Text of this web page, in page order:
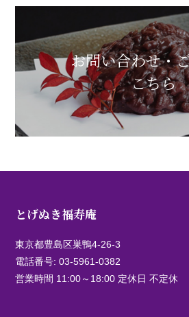
お問い合わせ・
こちら
とげぬき福寿庵
東京都豊島区巣鴨4-26-3
電話番号:03-5961-0382
営業時間 11:00～18:00 定休日 不定休